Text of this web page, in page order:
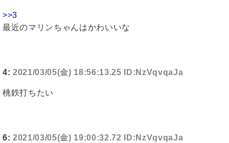
>>3
最近のマリンちゃんはかわいいな
4: 2021/03/05(金) 18:56:13.25 ID:NzVqvqaJa
桃鉄打ちたい
6: 2021/03/05(金) 19:00:32.72 ID:NzVqvqaJa